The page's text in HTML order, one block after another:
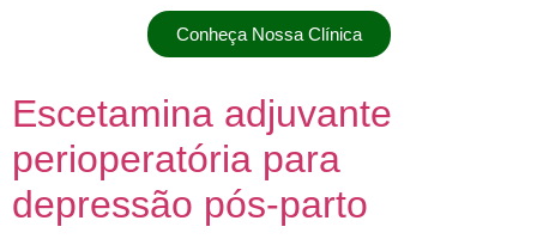
Conheça Nossa Clínica
Escetamina adjuvante
perioperatória para
depressão pós-parto